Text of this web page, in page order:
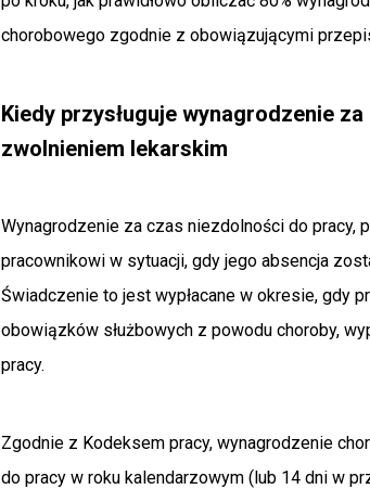
chorobowego zgodnie z obowiązującymi
Kiedy przysługuje wynagrodzenie
zwolnieniem lekarskim
Wynagrodzenie za czas niezdolności do pracy,
pracownikowi w sytuacji, gdy jego absencja
Świadczenie to jest wypłacane w okresie, gdy
obowiązków służbowych z powodu choroby,
pracy.
Zgodnie z Kodeksem pracy, wynagrodzenie
do pracy w roku kalendarzowym (lub 14 dni w